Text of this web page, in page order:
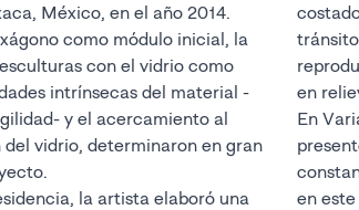
México, en el año 2014.
como módulo inicial, la
con el vidrio como
intrínsecas del material -
y el acercamiento al
vidrio, determinaron en gran
la artista elaboró una
en
En
en